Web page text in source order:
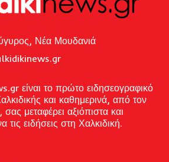
Νέα Μουδανιά
είναι το πρώτο ειδησεογραφικό
και καθημερινά, από τον
μεταφέρει αξιόπιστα και
τις ειδήσεις στη Χαλκιδική.